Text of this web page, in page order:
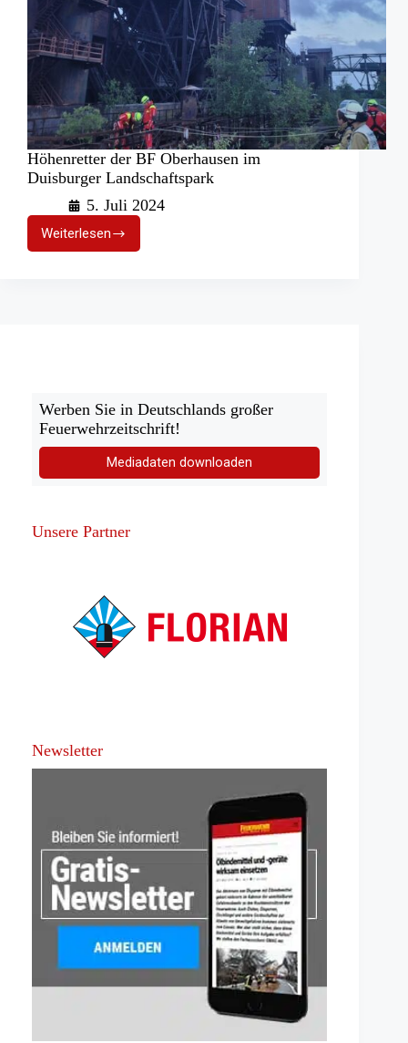
Höhenretter der BF Oberhausen im
Duisburger Landschaftspark
5. Juli 2024
WeiterlesenHöhenretter
der
Werben Sie in Deutschlands großer
Feuerwehrzeitschrift!
Mediadaten downloaden
Unsere Partner
Newsletter